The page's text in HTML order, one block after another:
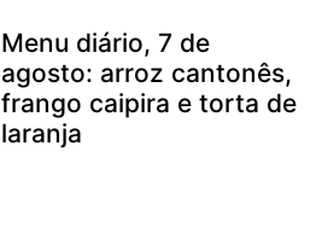
Menu diário, 7 de
agosto: arroz cantonês,
frango caipira e torta de
laranja